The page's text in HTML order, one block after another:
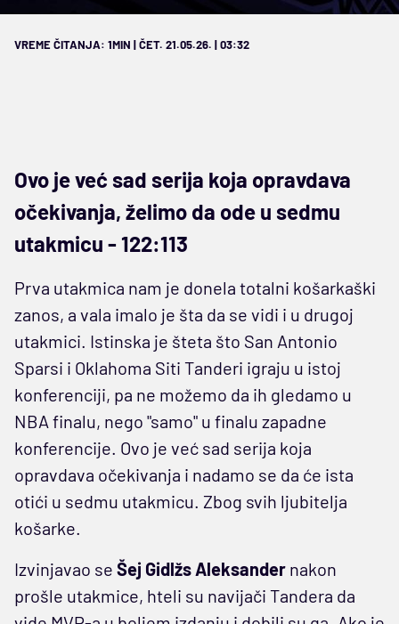
VREME ČITANJA: 1MIN | ČET. 21.05.26. | 03:32
Ovo je već sad serija koja opravdava
očekivanja, želimo da ode u sedmu
utakmicu - 122:113
Prva utakmica nam je donela totalni košarkaški
zanos, a vala imalo je šta da se vidi i u drugoj
utakmici. Istinska je šteta što San Antonio
Sparsi i Oklahoma Siti Tanderi igraju u istoj
konferenciji, pa ne možemo da ih gledamo u
NBA finalu, nego "samo" u finalu zapadne
konferencije. Ovo je već sad serija koja
opravdava očekivanja i nadamo se da će ista
otići u sedmu utakmicu. Zbog svih ljubitelja
košarke.
Izvinjavao se Šej Gidlžs Aleksander nakon
prošle utakmice, hteli su navijači Tandera da